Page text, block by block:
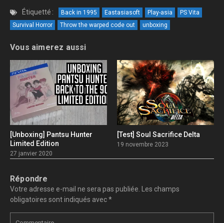
Étiquetté : Back in 1995 Eastasiasoft Play-asia
PS Vita
Survival Horror
Throw the warped code out unboxing
Vous aimerez aussi
[Unboxing] Pantsu Hunter
Limited Edition
27 janvier 2020
[Test] Soul Sacrifice Delta
19 novembre 2023
Répondre
Votre adresse e-mail ne sera pas publiée. Les champs
obligatoires sont indiqués avec*